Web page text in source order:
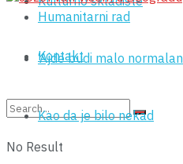
Humanitarni rad
Kontakt
No Result
‘Ajde budi malo normalan
Kao da je bilo nekad